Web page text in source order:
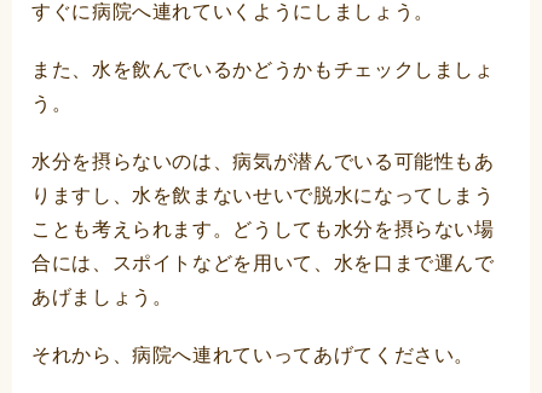
すぐに病院へ連れていくようにしましょう。
また、水を飲んでいるかどうかもチェックしましょ
う。
水分を摂らないのは、病気が潜んでいる可能性もあ
りますし、水を飲まないせいで脱水になってしまう
ことも考えられます。どうしても水分を摂らない場
合には、スポイトなどを用いて、水を口まで運んで
あげましょう。
それから、病院へ連れていってあげてください。